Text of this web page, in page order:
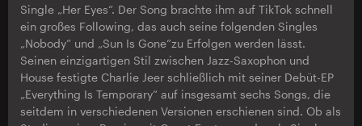
Single „Her Eyes“. Der Song brachte ihm auf TikTok schnell
ein großes Following, das auch seine folgenden Singles
„Nobody“ und „Sun Is Gone“zu Erfolgen werden lässt.
Seinen einzigartigen Stil zwischen Jazz-Saxophon und
House festigte Charlie Jeer schließlich mit seiner Debüt-EP
„Everything Is Temporary“ auf insgesamt sechs Songs, die
seitdem in verschiedenen Versionen erschienen sind. Ob als